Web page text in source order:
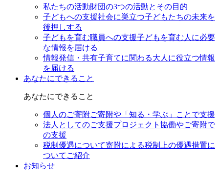
私たちの活動財団の3つの活動とその目的
子どもへの支援社会に巣立つ子どもたちの未来を
後押しする
子どもを育む職員への支援子どもを育む人に必要
な情報を届ける
情報発信・共有子育てに関わる大人に役立つ情報
を届ける
あなたにできること
あなたにできること
個人のご寄附ご寄附や「知る・学ぶ」ことで支援
法人としてのご支援プロジェクト協働やご寄附で
の支援
税制優遇について寄附による税制上の優遇措置に
ついてご紹介
お知らせ